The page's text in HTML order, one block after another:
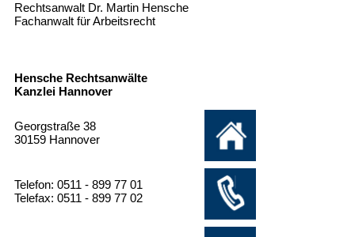
Rechtsanwalt Dr. Martin Hensche
Fachanwalt für Arbeitsrecht
Hensche Rechtsanwälte
Kanzlei Hannover
Georgstraße 38
30159 Hannover
Telefon: 0511 - 899 77 01
Telefax: 0511 - 899 77 02